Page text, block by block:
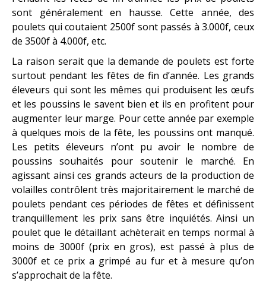
sont généralement en hausse. Cette année, des
poulets qui coutaient 2500f sont passés à 3.000f, ceux
de 3500f à 4.000f, etc.
La raison serait que la demande de poulets est forte
surtout pendant les fêtes de fin d’année. Les grands
éleveurs qui sont les mêmes qui produisent les œufs
et les poussins le savent bien et ils en profitent pour
augmenter leur marge. Pour cette année par exemple
à quelques mois de la fête, les poussins ont manqué.
Les petits éleveurs n’ont pu avoir le nombre de
poussins souhaités pour soutenir le marché. En
agissant ainsi ces grands acteurs de la production de
volailles contrôlent très majoritairement le marché de
poulets pendant ces périodes de fêtes et définissent
tranquillement les prix sans être inquiétés. Ainsi un
poulet que le détaillant achèterait en temps normal à
moins de 3000f (prix en gros), est passé à plus de
3000f et ce prix a grimpé au fur et à mesure qu’on
s’approchait de la fête.